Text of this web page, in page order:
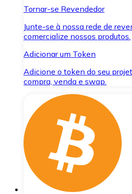
Tornar-se Revendedor
Junte-se à nossa rede de
comercialize nossos produtos.
Adicionar um Token
Adicione o token do seu
compra, venda e swap.